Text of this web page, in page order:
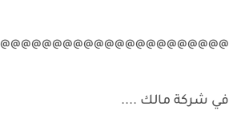
@@@@@@@@@@@@@@@@@@@@@@
في شركة مالك ....